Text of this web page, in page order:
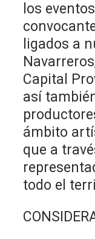
los
ligados a
Capital
así
ámbito
que a
todo el